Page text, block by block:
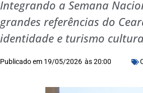
Integrando a Semana
grandes referências do
identidade e turismo
Publicado em 19/05/2026 às20:00